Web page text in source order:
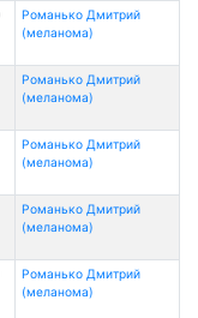
Романько Дмитрий
(меланома)
Романько Дмитрий
(меланома)
Романько Дмитрий
(меланома)
Романько Дмитрий
(меланома)
Романько Дмитрий
(меланома)